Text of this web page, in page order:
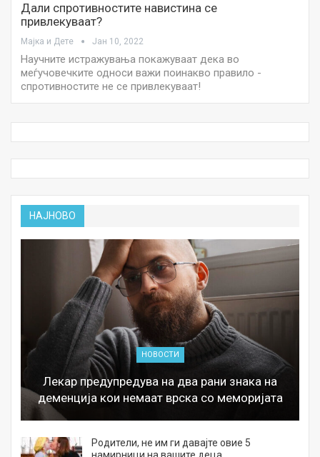
Дали спротивностите навистина се
привлекуваат?
Мајка и Дете Јан 10, 2022
Научните истражувања покажуваат дека во
меѓучовечките односи важи поинакво правило -
спротивностите не се привлекуваат!
НАЈНОВО
НОВОСТИ
Лекар предупредува на два рани знака на
деменција кои немаат врска со меморијата
Родители, не им ги давајте овие 5